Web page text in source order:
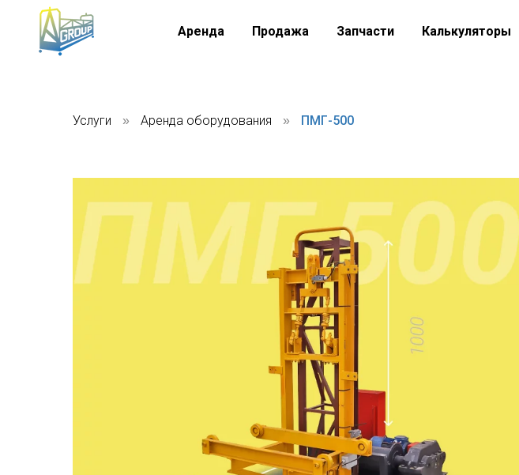
Аренда Продажа Запчасти Калькуляторы
Услуги » Аренда оборудования » ПМГ-500